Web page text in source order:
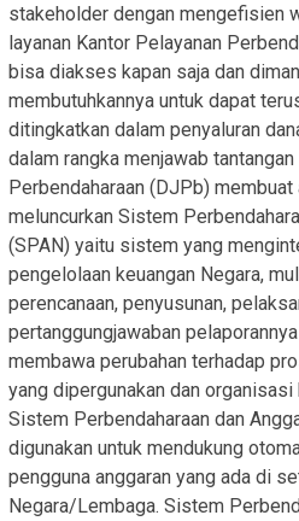
stakeholder dengan mengefisien
layanan Kantor Pelayanan
bisa diakses kapan saja dan
membutuhkannya untuk dapat
ditingkatkan dalam penyaluran
dalam rangka menjawab
Perbendaharaan (DJPb)
meluncurkan Sistem
(SPAN) yaitu sistem yang
pengelolaan keuangan Negara,
perencanaan, penyusunan,
pertanggungjawaban
membawa perubahan terhadap
yang dipergunakan dan
Sistem Perbendaharaan dan
digunakan untuk mendukung
pengguna anggaran yang ada di
Negara/Lembaga. Sistem